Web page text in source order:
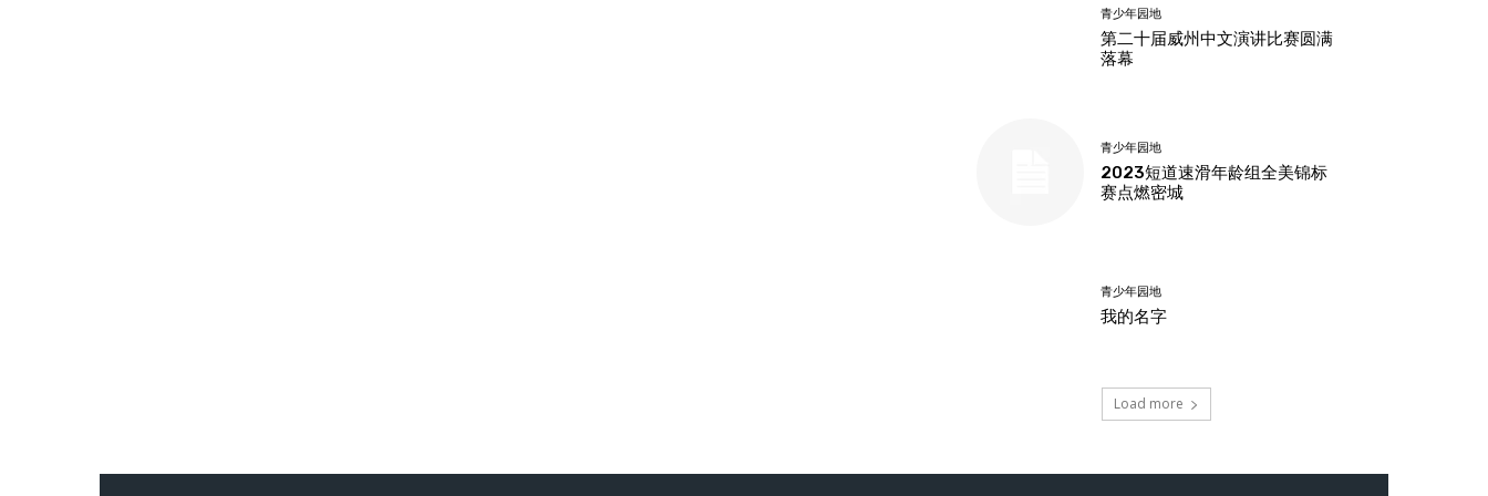
青少年园地
第二十届威州中文演讲比赛圆满
落幕
青少年园地
2023短道速滑年龄组全美锦标
赛点燃密城
青少年园地
我的名字
Load more